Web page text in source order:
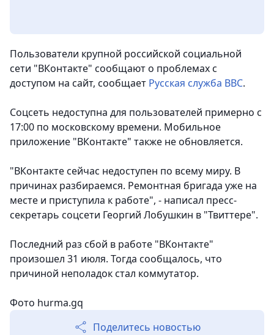
Пользователи крупной российской социальной
сети "ВКонтакте" сообщают о проблемах с
доступом на сайт, сообщает Русская служба ВВС.
Соцсеть недоступна для пользователей примерно с
17:00 по московскому времени. Мобильное
приложение "ВКонтакте" также не обновляется.
"ВКонтакте сейчас недоступен по всему миру. В
причинах разбираемся. Ремонтная бригада уже на
месте и приступила к работе", - написал пресс-
секретарь соцсети Георгий Лобушкин в "Твиттере".
Последний раз сбой в работе "ВКонтакте"
произошел 31 июля. Тогда сообщалось, что
причиной неполадок стал коммутатор.
Фото hurma.gq
Поделитесь новостью